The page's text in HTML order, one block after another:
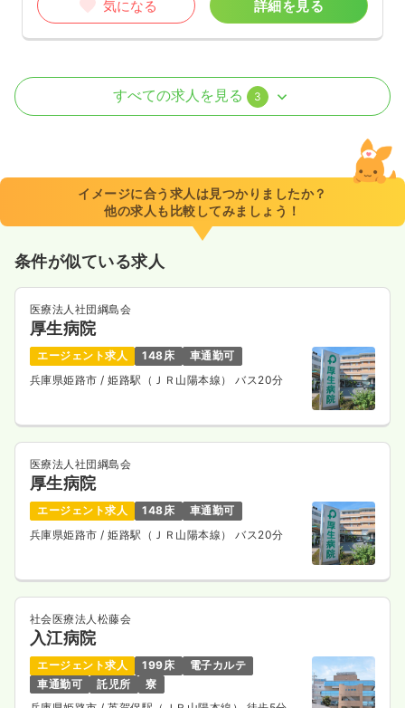
気になる 詳細を見る
病棟 正・准看護師
8:30～17:15
年間休日125日
月給34万円以上可
気になる
外来正・准看護師 一般病院
一時募集休止
給与 25.0〜30.0万円/月
※一例
時間
8:00～16:45
年間休日120日
気になる 詳細を見る
日勤のみ（パート）
給与 時給1,600円〜
時間 8:00～16:45
時給1,600円以上可
すべての求人を見る 3
イメージに合う求人は見つかりましたか？
他の求人も比較してみましょう！
条件が似ている求人
医療法人社団綱島会
厚生病院
エージェント求人 148床
車通勤可
兵庫県姫路市 / 姫路駅（ＪＲ山陽本線） バス20分
医療法人社団綱島会
厚生病院
エージェント求人 148床
車通勤可
兵庫県姫路市 / 姫路駅（ＪＲ山陽本線） バス20分
社会医療法人松藤会
入江病院
エージェント求人 199床
電子カルテ
車通勤可
託児所
寮